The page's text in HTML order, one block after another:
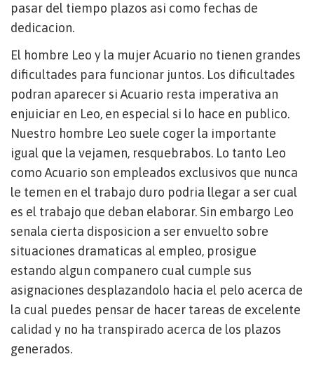
pasar del tiempo plazos asi­ como fechas de
dedicacion.
El hombre Leo y la mujer Acuario no tienen grandes
dificultades para funcionar juntos. Los dificultades
podran aparecer si Acuario resta imperativa an
enjuiciar en Leo, en especial si lo hace en publico.
Nuestro hombre Leo suele coger la importante
igual que la vejamen, resquebrabos. Lo tanto Leo
como Acuario son empleados exclusivos que nunca
le temen en el trabajo duro podri­a llegar a ser cual
es el trabajo que deban elaborar. Sin embargo Leo
senala cierta disposicion a ser envuelto sobre
situaciones dramaticas al empleo, prosigue
estando algun companero cual cumple sus
asignaciones desplazandolo hacia el pelo acerca de
la cual puedes pensar de hacer tareas de excelente
calidad y no ha transpirado acerca de los plazos
generados.